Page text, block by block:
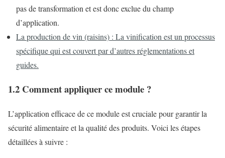
pas de transformation et est donc exclue du champ
d’application.
La production de vin (raisins) : La vinification est un processus
spécifique qui est couvert par d’autres réglementations et
guides.
1.2 Comment appliquer ce module ?
L’application efficace de ce module est cruciale pour garantir la
sécurité alimentaire et la qualité des produits. Voici les étapes
détaillées à suivre :